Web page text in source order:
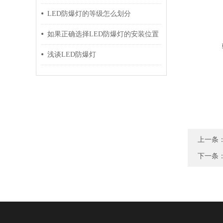
LED防爆灯的等级怎么划分
如果正确选择LED防爆灯的安装位置
浅谈LED防爆灯
上一条
下一条